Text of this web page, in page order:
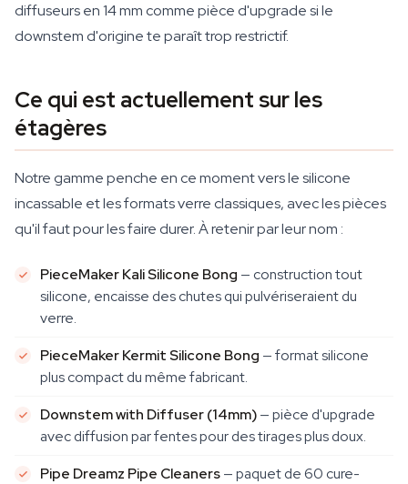
diffuseurs en 14 mm comme pièce d'upgrade si le
downstem d'origine te paraît trop restrictif.
Ce qui est actuellement sur les
étagères
Notre gamme penche en ce moment vers le silicone
incassable et les formats verre classiques, avec les pièces
qu'il faut pour les faire durer. À retenir par leur nom :
PieceMaker Kali Silicone Bong — construction tout
silicone, encaisse des chutes qui pulvériseraient du
verre.
PieceMaker Kermit Silicone Bong — format silicone
plus compact du même fabricant.
Downstem with Diffuser (14mm)— pièce d'upgrade
avec diffusion par fentes pour des tirages plus doux.
Pipe Dreamz Pipe Cleaners— paquet de 60 cure-